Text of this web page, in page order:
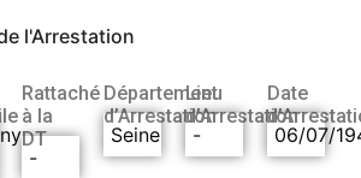
l'Arrestation
Rattaché
à la
DT
-
Département
d’Arrestation
Seine
Lieu
d’Arrestation
-
Date
06/07/